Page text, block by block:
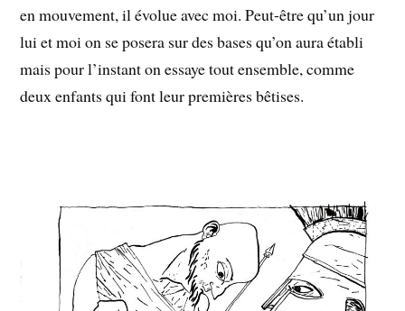
en mouvement, il évolue avec moi. Peut-être qu’un jour
lui et moi on se posera sur des bases qu’on aura établi
mais pour l’instant on essaye tout ensemble, comme
deux enfants qui font leur premières bêtises.